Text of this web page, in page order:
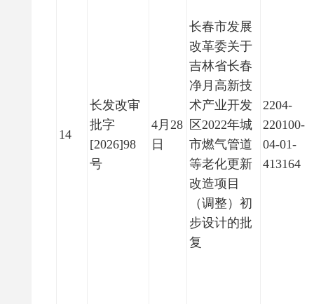
14
长发改审
批字
[2026]98
号
4月28
日
长春市发展
改革委关于
吉林省长春
净月高新技
术产业开发
区2022年城
市燃气管道
等老化更新
改造项目
（调整）初
步设计的批
复
2204-
220100-
04-01-
413164